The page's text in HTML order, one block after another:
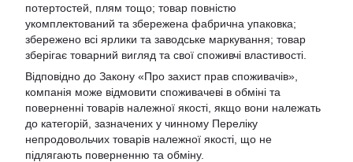
потертостей, плям тощо; товар повністю
укомплектований та збережена фабрична упаковка;
збережено всі ярлики та заводське маркування; товар
зберігає товарний вигляд та свої споживчі властивості.
Відповідно до Закону «Про захист прав споживачів»,
компанія може відмовити споживачеві в обміні та
поверненні товарів належної якості, якщо вони належать
до категорій, зазначених у чинному Переліку
непродовольчих товарів належної якості, що не
підлягають поверненню та обміну.